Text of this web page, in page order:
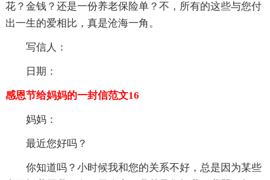
花？金钱？还是一份养老保险单？不，所有的这些与您付
出一生的爱相比，真是沧海一角。
写信人：
日期：
感恩节给妈妈的一封信范文16
妈妈：
最近您好吗？
你知道吗？小时候我和您的关系不好，总是因为某些